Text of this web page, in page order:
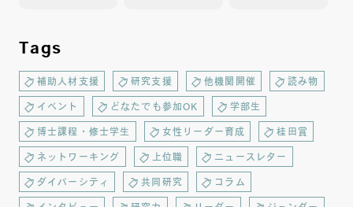
Tags
補助人材支援 研究支援 他機関開催 読み物
イベント どなたでも参加OK 学部生
博士課程・修士学生 女性リーダー育成 桂田賞
ネットワーキング 上位職 ニュースレター
ダイバーシティ 共同研究 コラム